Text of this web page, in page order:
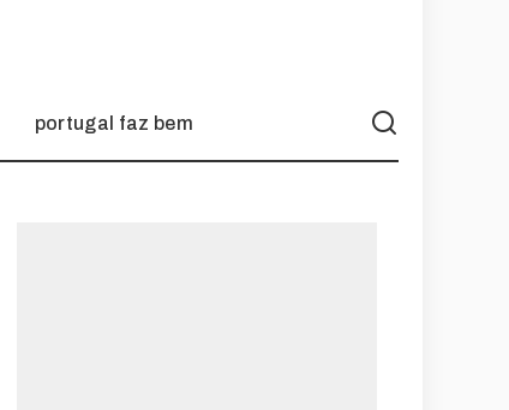
portugal faz bem